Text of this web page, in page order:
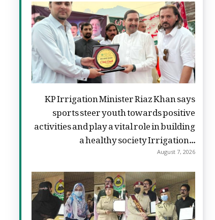
KP Irrigation Minister Riaz Khan says
sports steer youth towards positive
activities and play a vital role in building
a healthy society Irrigation...
August 7, 2026